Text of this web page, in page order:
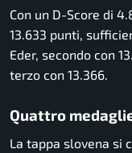
Con un D-Score di
13.633 punti,
Eder, secondo con
terzo con 13.366.
Quattro
La tappa slovena si